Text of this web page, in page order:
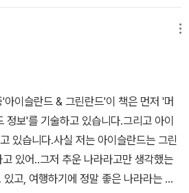
적인 정보가 자세히 나와 있다.아이슬란
는 65도로 전 세계의 수도 중에 가장 높
에는 밤에도 해가 지지 않는 백야가 일어
종일 해가 뜨지 않는 극야가 일어난다. 아
아니라 모든 지역에서 밤에 오로라를 관
겨울에 잘 발생하는데, 아이슬란드의 겨
비해 매우 추우니 단단히 준비해서 가
물가가 높은 편인 만큼 숙소 요금도 비싼
하고 용기를 갖게 해주고 인생의 선물을
해시태그 트래블 <아이슬란드 & 그린란
부상한 캠핑여행 정보와 놓치기 힘든 아
합니다. 아이슬란드의 수도 레이캬비크
부, 동부, 북부 그리고 가이드북으로 평
만나보세요.여름에는 백야를 겨울에는
슬란드 여행 추천 코스를 선정해뒀습니
스부터 탐험, 효도관광, 단기 여행 코스
. 아이슬란드는 일반적인 해외여행 코스
라가는 여행이라는 게 핵심이네요. 아이
이슬란드 & 그린란드'이 책은 먼저 '머
정보'를 기술하고 있습니다.그리고 아이
있습니다.사실 저는 아이슬란드는 그린
있어..그저 추운 나라라고만 생각했는
고, 여행하기에 정말 좋은 나라라는 생